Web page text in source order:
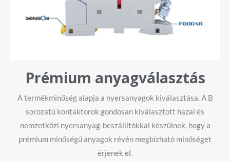
Prémium anyagválasztás
A termékminőség alapja a nyersanyagok kiválasztása. A B
sorozatú kontaktorok gondosan kiválasztott hazai és
nemzetközi nyersanyag-beszállítókkal készülnek, hogy a
prémium minőségű anyagok révén megbízható minőséget
érjenek el.